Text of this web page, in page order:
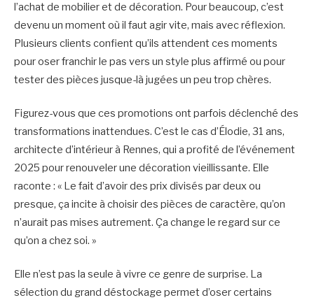
l’achat de mobilier et de décoration. Pour beaucoup, c’est
devenu un moment où il faut agir vite, mais avec réflexion.
Plusieurs clients confient qu’ils attendent ces moments
pour oser franchir le pas vers un style plus affirmé ou pour
tester des pièces jusque-là jugées un peu trop chères.
Figurez-vous que ces promotions ont parfois déclenché des
transformations inattendues. C’est le cas d’Élodie, 31 ans,
architecte d’intérieur à Rennes, qui a profité de l’événement
2025 pour renouveler une décoration vieillissante. Elle
raconte : « Le fait d’avoir des prix divisés par deux ou
presque, ça incite à choisir des pièces de caractère, qu’on
n’aurait pas mises autrement. Ça change le regard sur ce
qu’on a chez soi. »
Elle n’est pas la seule à vivre ce genre de surprise. La
sélection du grand déstockage permet d’oser certains